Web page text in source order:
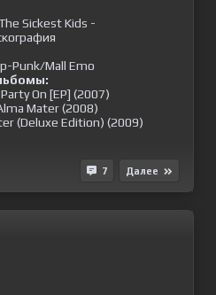
Punk/Mall Emo
On [EP] (2007)
Mater (2008)
(Deluxe Edition) (2009)
7 Далее